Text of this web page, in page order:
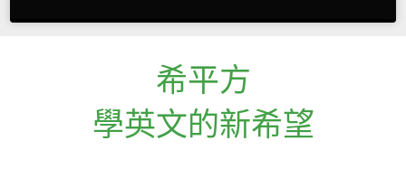
希平方
學英文的新希望